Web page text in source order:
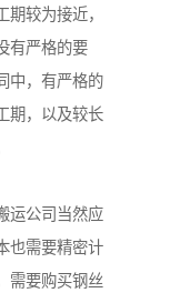
较为接近，
有严格的要
中，有严格的
期，以及较长
运公司当然应
也需要精密计
需要购买钢丝